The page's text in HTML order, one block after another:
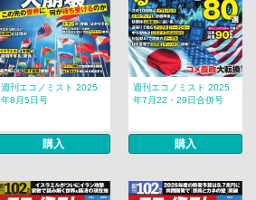
週刊エコノミスト 2025
年8月5日号
購入
週刊エコノミスト 2025
年7月22・29日合併号
購入